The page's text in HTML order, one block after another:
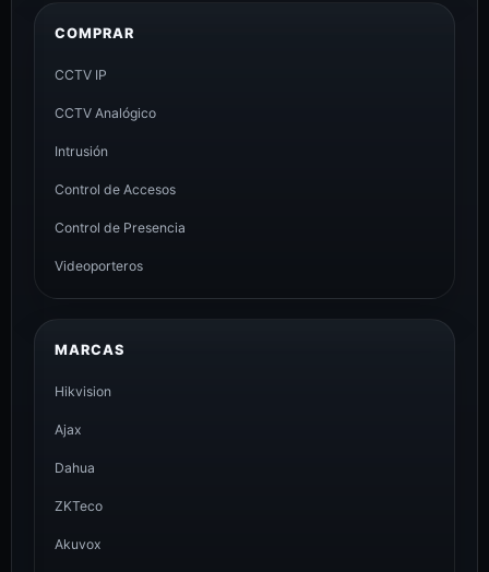
COMPRAR
CCTV IP
CCTV Analógico
Intrusión
Control de Accesos
Control de Presencia
Videoporteros
MARCAS
Hikvision
Ajax
Dahua
ZKTeco
Akuvox